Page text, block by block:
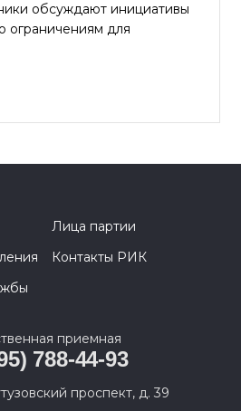
обсуждают инициативы
ограничениям для
Лица партии
Контакты РИК
приемная
788-44-93
проспект, д. 39